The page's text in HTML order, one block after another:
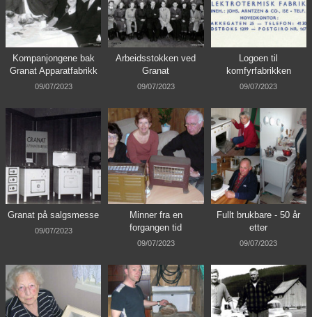
Kompanjongene bak
Granat Apparatfabrikk
09/07/2023
Arbeidsstokken ved
Granat
09/07/2023
Logoen til
komfyrfabrikken
09/07/2023
Granat på salgsmesse
09/07/2023
Minner fra en
forgangen tid
09/07/2023
Fullt brukbare - 50 år
etter
09/07/2023